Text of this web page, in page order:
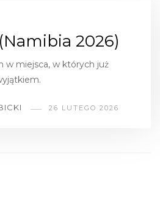
2026)
w miejsca, w których już
26 LUTEGO 2026